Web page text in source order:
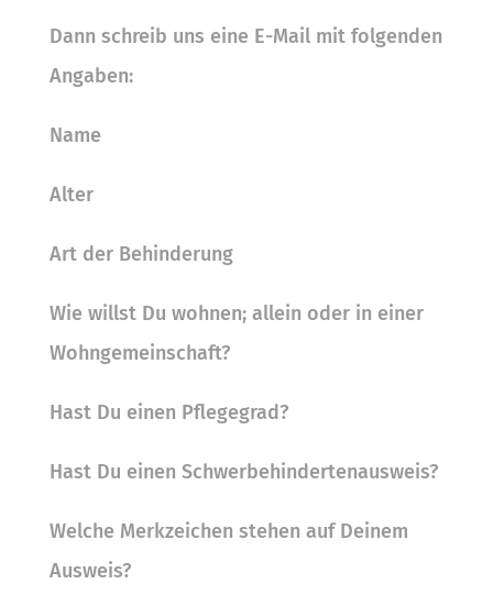
Dann schreib uns eine E-Mail mit folgenden
Angaben:
Name
Alter
Art der Behinderung
Wie willst Du wohnen; allein oder in einer
Wohngemeinschaft?
Hast Du einen Pflegegrad?
Hast Du einen Schwerbehindertenausweis?
Welche Merkzeichen stehen auf Deinem
Ausweis?